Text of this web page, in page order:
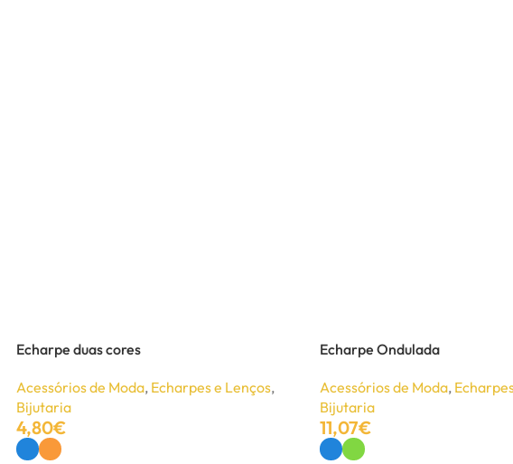
Echarpe duas cores
Acessórios de Moda, Echarpes e Lenços,
Bijutaria
4,80€
Echarpe Ondulada
Acessórios de Moda,
Bijutaria
11,07€